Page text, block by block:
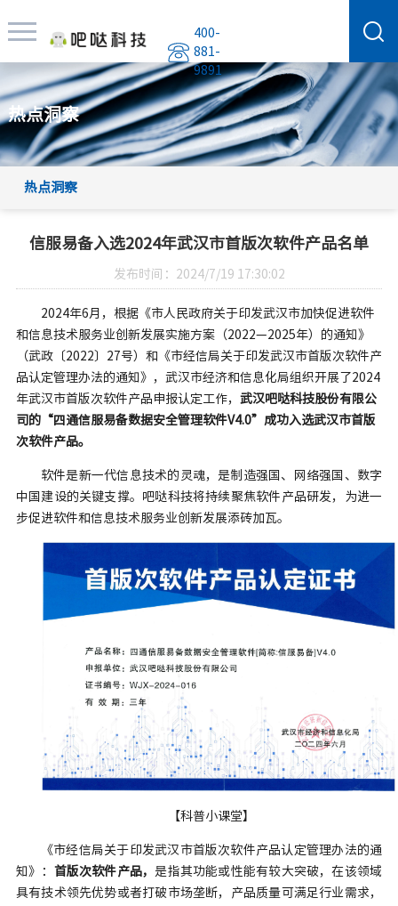
400-
881-
9891
热点洞察
热点洞察
信服易备入选2024年武汉市首版次软件产品名单
发布时间：2024/7/19 17:30:02
2024年6月，根据《市人民政府关于印发武汉市加快促进软件
和信息技术服务业创新发展实施方案（2022—2025年）的通知》
（武政〔2022〕27号）和《市经信局关于印发武汉市首版次软件产
品认定管理办法的通知》，武汉市经济和信息化局组织开展了2024
年武汉市首版次软件产品申报认定工作， 武汉吧哒科技股份有限公
司的“四通信服易备数据安全管理软件V4.0”成功入选武汉市首版
次软件产品。
软件是新一代信息技术的灵魂，是制造强国、网络强国、数字
中国建设的关键支撑。吧哒科技将持续聚焦软件产品研发，为进一
步促进软件和信息技术服务业创新发展添砖加瓦。
【科普小课堂】
《市经信局关于印发武汉市首版次软件产品认定管理办法的通
知》： 首版次软件产品，是指其功能或性能有较大突破，在该领域
具有技术领先优势或者打破市场垄断，产品质量可满足行业需求，